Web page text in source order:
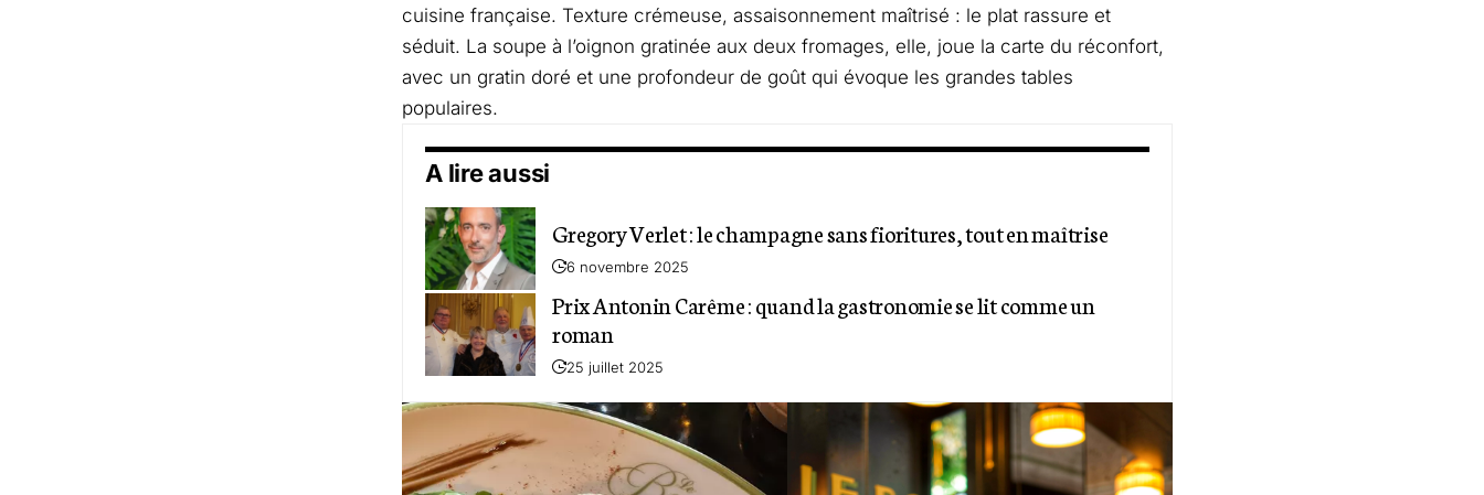
cuisine française. Texture crémeuse, assaisonnement maîtrisé : le plat rassure et
séduit. La soupe à l’oignon gratinée aux deux fromages, elle, joue la carte du réconfort,
avec un gratin doré et une profondeur de goût qui évoque les grandes tables
populaires.
A lire aussi
Gregory Verlet : le champagne sans fioritures, tout en maîtrise
6 novembre 2025
Prix Antonin Carême : quand la gastronomie se lit comme un
roman
25 juillet 2025